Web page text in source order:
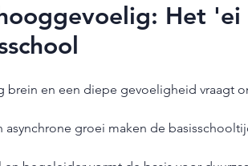
Het 'ei
brein en een diepe gevoeligheid vraagt
groei maken de